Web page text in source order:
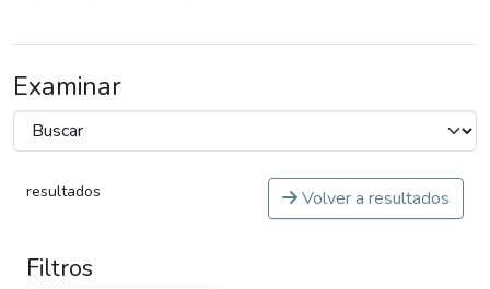
Examinar
resultados Volver a resultados
Filtros